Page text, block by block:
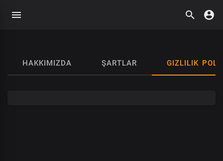
HAKKIMIZDA ŞARTLAR GIZLILIK